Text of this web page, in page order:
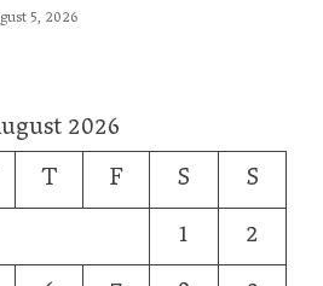
5, 2026
2026
T F S
S
1
2